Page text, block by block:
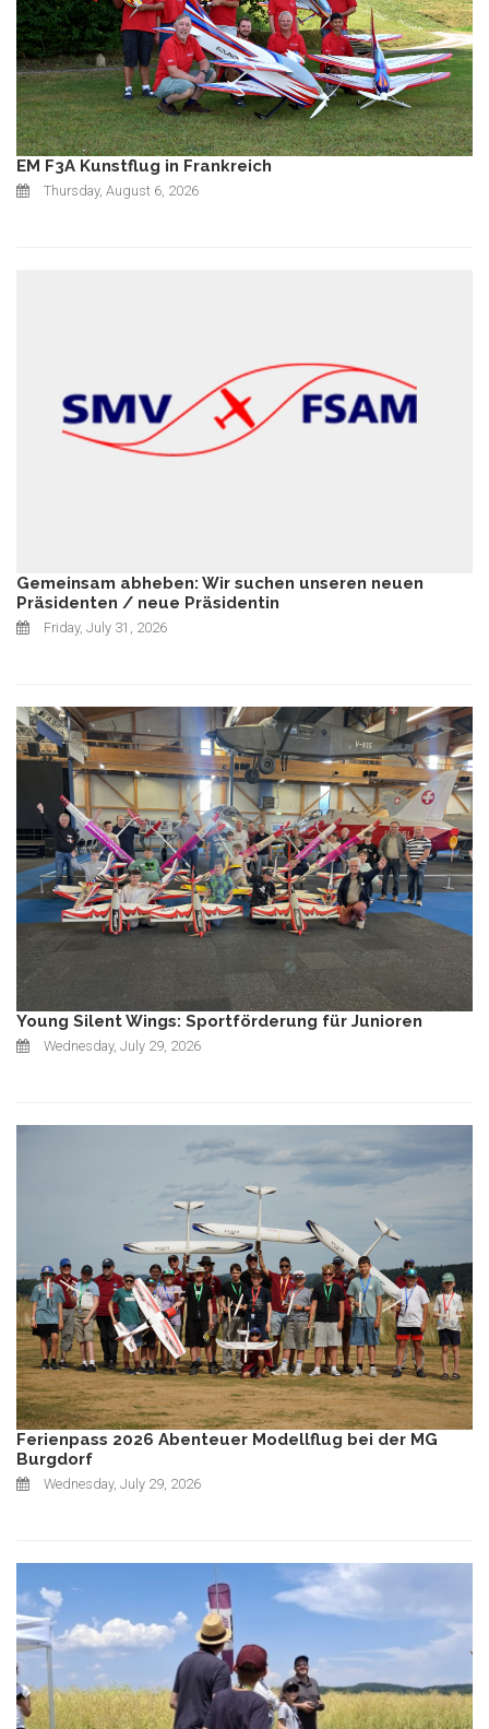
EM F3A Kunstflug in Frankreich
Thursday, August 6, 2026
Gemeinsam abheben: Wir suchen unseren neuen
Präsidenten / neue Präsidentin
Friday, July 31, 2026
Young Silent Wings: Sportförderung für Junioren
Wednesday, July 29, 2026
Ferienpass 2026 Abenteuer Modellflug bei der MG
Burgdorf
Wednesday, July 29, 2026